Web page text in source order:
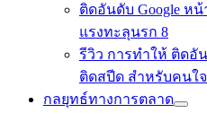
ติดอันดับ Google หน้
แรงทะลุนรก 8
รีวิว การทำให้ ติดอั
ติดสปีด สำหรับคนใ
กลยุทธ์ทางการตลาด